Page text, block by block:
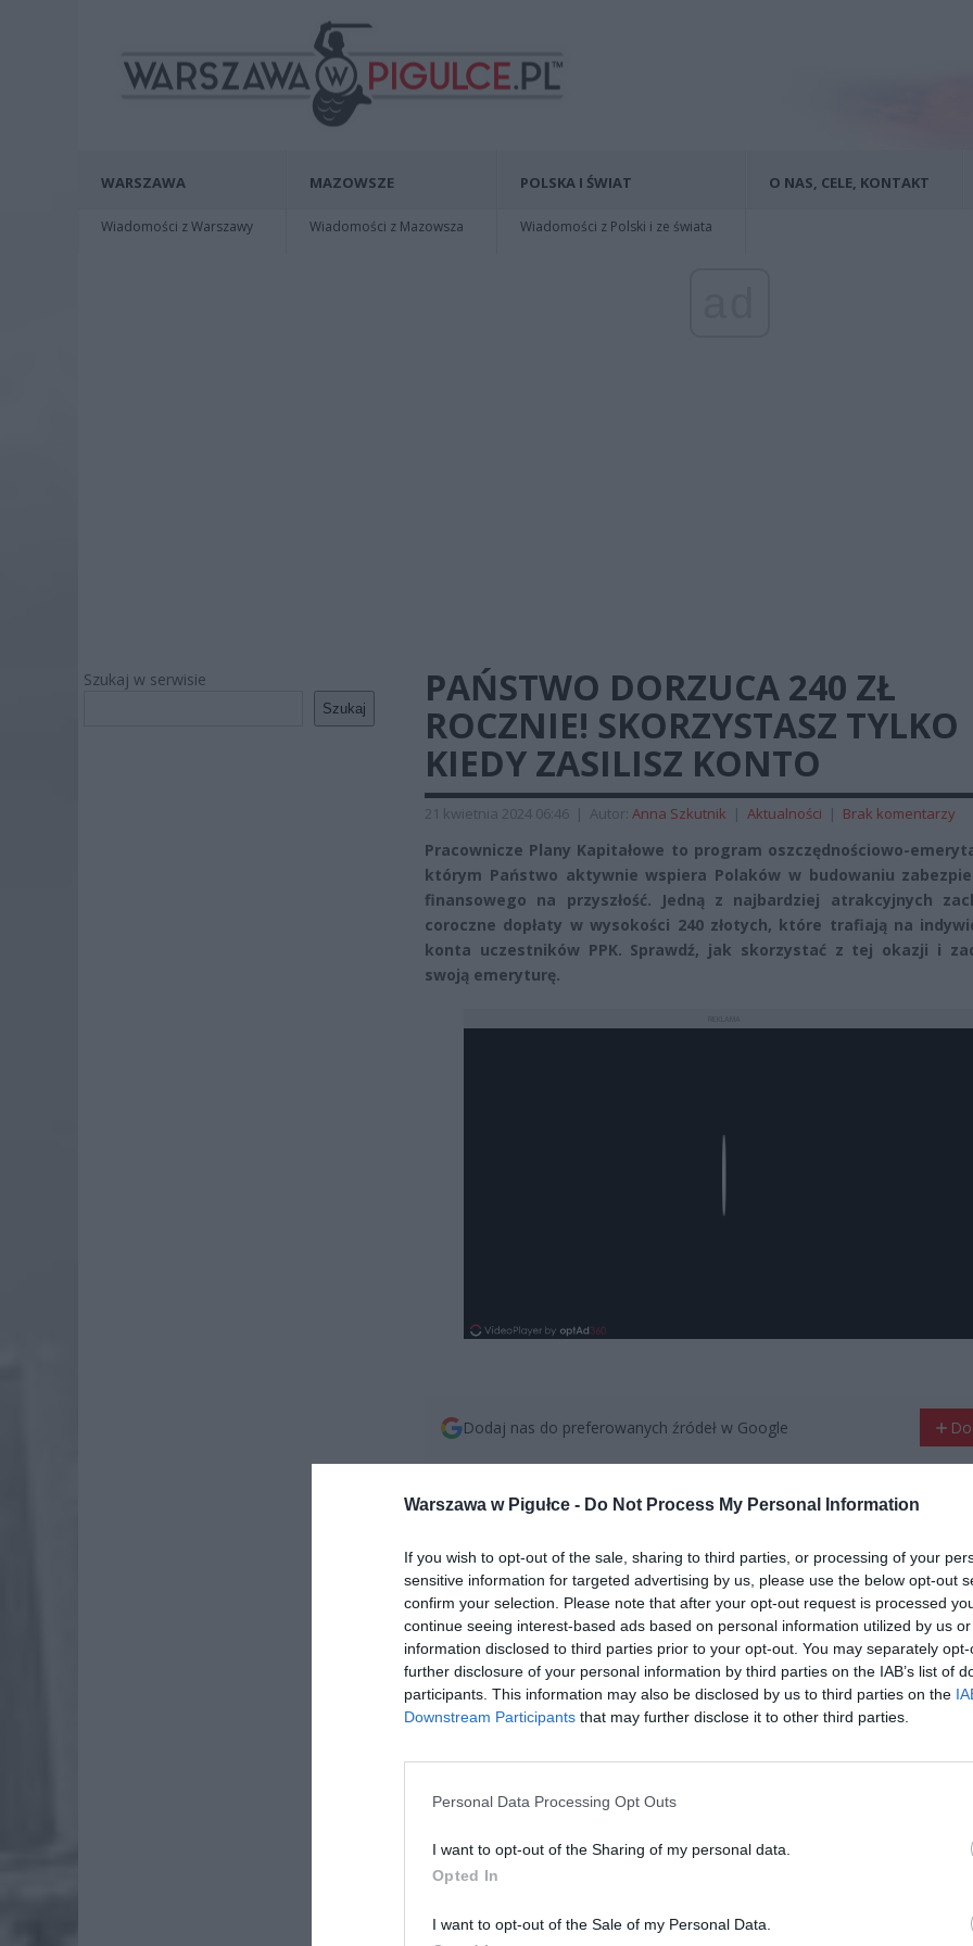
Warszawa w Pigułce - Do Not Process My Personal Information
If you wish to opt-out of the sale, sharing to third parties, or processing of your
sensitive information for targeted advertising by us, please use the below opt-out
confirm your selection. Please note that after your opt-out request is processed
continue seeing interest-based ads based on personal information utilized by us
information disclosed to third parties prior to your opt-out. You may separately
further disclosure of your personal information by third parties on the IAB’s list of
participants. This information may also be disclosed by us to third parties on the
Downstream Participants that may further disclose it to other third parties.
Personal Data Processing Opt Outs
I want to opt-out of the Sharing of my personal data.
Opted In
I want to opt-out of the Sale of my Personal Data.
WARSZAWA
Wiadomości z Warszawy
MAZOWSZE
Wiadomości z Mazowsza
POLSKA I ŚWIAT
Wiadomości z Polski i ze świata
O NAS, CELE, KONTAKT
Szukaj w serwisie
Szukaj
PAŃSTWO DORZUCA 240 ZŁ
ROCZNIE! SKORZYSTASZ TYLKO
KIEDY ZASILISZ KONTO
21 kwietnia 2024 06:46 | Autor: Anna Szkutnik | Aktualności | Brak komentarzy
Pracownicze Plany Kapitałowe to program oszczędnościowo-
którym Państwo aktywnie wspiera Polaków w budowaniu
finansowego na przyszłość. Jedną z najbardziej atrakcyjnych
coroczne dopłaty w wysokości 240 złotych, które trafiają na
konta uczestników PPK. Sprawdź, jak skorzystać z tej okazji i
swoją emeryturę.
Dodaj nas do preferowanych źródeł w Google